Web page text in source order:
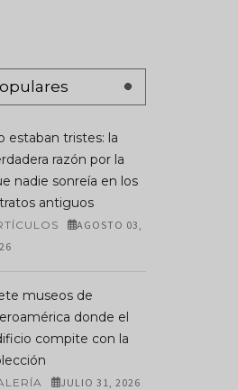
estaban tristes: la
razón por la
nadie sonreía en los
antiguos
AGOSTO 03,
museos de
donde el
compite con la
JULIO 31, 2026